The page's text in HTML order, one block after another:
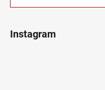
Instagram